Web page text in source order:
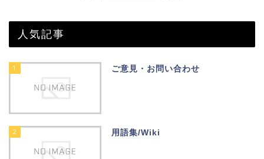
人気記事
1 ご意見・お問い合わせ
2 用語集/Wiki